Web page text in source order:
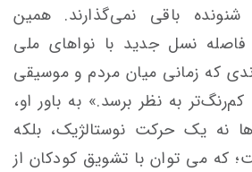
باقی نمی‌گذارند. همین
نسل جدید با نواهای ملی
که زمانی میان مردم و موسیقی
به نظر برسد.» به باور او،
نه یک حرکت نوستالژیک، بلکه
که می توان با تشویق کودکان از